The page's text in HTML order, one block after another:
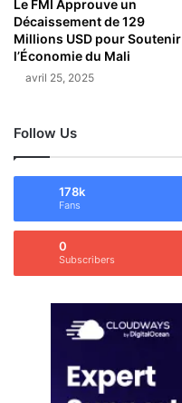
Le FMI Approuve un
Décaissement de 129
Millions USD pour Soutenir
l’Économie du Mali
avril 25, 2025
Follow Us
178k
Fans
0
Subscribers